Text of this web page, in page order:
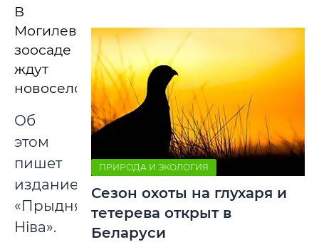
В
Могилевском
зоосаде
ждут
новоселов.
Об
этом
пишет
издание
«Прыдняпроўская
Ніва».
ПРИРОДА И ЭКОЛОГИЯ
Сезон охоты на глухаря и
тетерева открыт в
Беларуси